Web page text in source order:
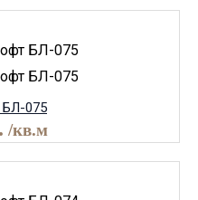
БЛ-075
/кв.м